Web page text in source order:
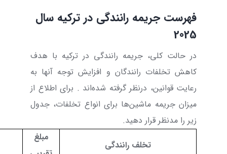
فهرست جریمه رانندگی در ترکیه سال
2025
در حالت کلی، جریمه رانندگی در ترکیه با هدف
کاهش تخلفات رانندگان و افزایش توجه آنها به
رعایت قوانین، درنظر گرفته شده‌اند . برای اطلاع از
میزان جریمه ماشین‌ها برای انواع تخلفات، جدول
زیر را مدنظر قرار دهید.
تخلف رانندگی
مبلغ